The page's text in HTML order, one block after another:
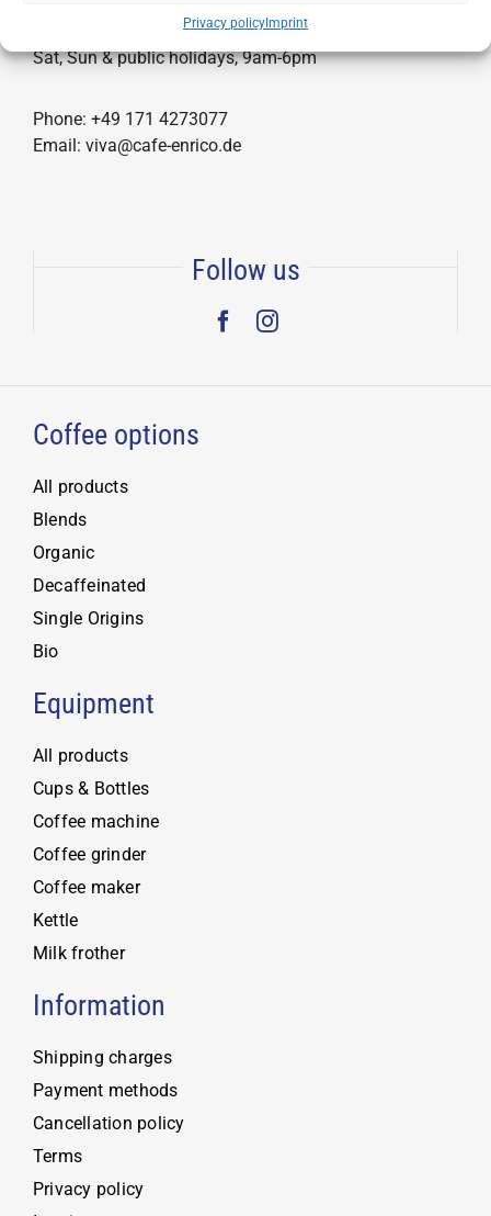
Privacy policyImprint
product
Sat, Sun & public holidays, 9am-6pm
Phone: +49 171 4273077
Email: viva@cafe-enrico.de
Follow us
Coffee options
All products
Blends
Organic
Decaffeinated
Single Origins
Bio
Equipment
All products
Cups & Bottles
Coffee machine
Coffee grinder
Coffee maker
Kettle
Milk frother
Information
Shipping charges
Payment methods
Cancellation policy
Terms
Privacy policy